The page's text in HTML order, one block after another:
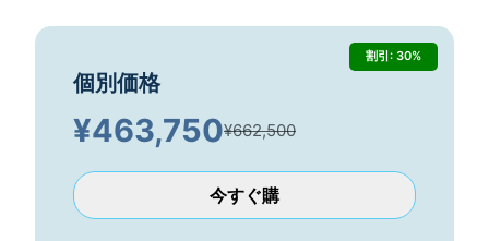
割引: 30%
個別価格
¥463,750¥662,500
今すぐ購